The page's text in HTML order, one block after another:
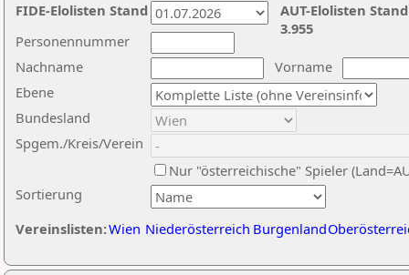
Nachname
Vorname
Ebene
Sortierung
Personennummer
Bundesland
Spgem./Kreis/Verein
Nur "österreichische" Spieler
Vereinslisten:Wien Niederösterreich Burgenland
AUT-Elolisten
3.955
FIDE-Elolisten Stand